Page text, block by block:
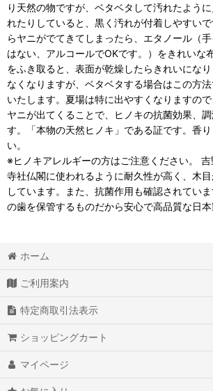
り天然の物ですが、ベタベタして汚れたよう
れたりしていると、黒く汚れが付着しやすい
らヤニがでてきてしまったら、エタノール（
はない、アルコールでOKです。）をきれいな
をふき取ると、表面が乾燥したらきれいにな
なくなりますが、ベタベタする場合はこの方
いたします。夏場は特に出やすくなりますので
ヤニが出てくることで、ヒノキの抗菌効果、
す。「本物の天然ヒノキ」である証です。香
い。
※ヒノキアレルギーの方はご注意ください。
寺社仏閣に使われるように耐久性が高く、木
しています。また、抗菌作用も確認されてい
の歯を保管するものだから安心で高品質な日本
ホーム
ご利用案内
特定商取引法表示
ショッピングカート
マイページ